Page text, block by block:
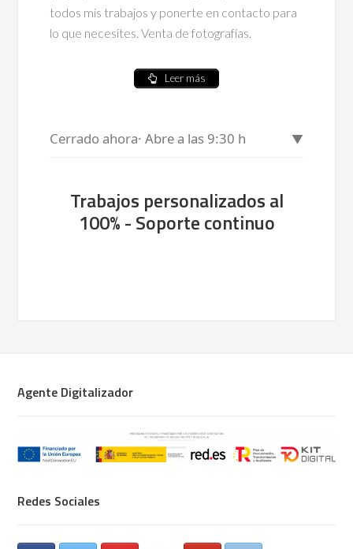
todos mis trabajos y ponerte en contacto para
lo que necesites. Venta de fotografías.
Leer más
Cerrado ahora· Abre a las 9:30 h ▼
Trabajos personalizados al
100% - Soporte continuo
Agente Digitalizador
Redes Sociales